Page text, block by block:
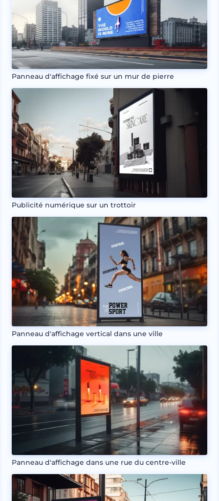
Panneau d'affichage fixé sur un mur de pierre
Publicité numérique sur un trottoir
Panneau d'affichage vertical dans une ville
Panneau d'affichage dans une rue du centre-ville